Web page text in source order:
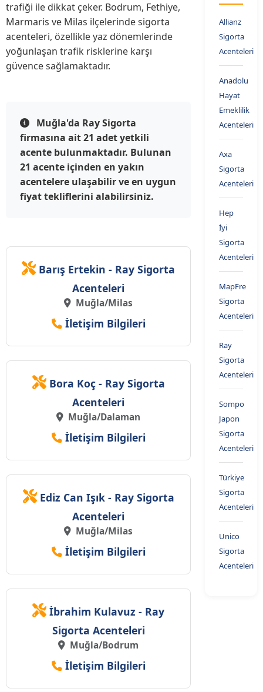
trafiği ile dikkat çeker. Bodrum, Fethiye,
Marmaris ve Milas ilçelerinde sigorta
acenteleri, özellikle yaz dönemlerinde
yoğunlaşan trafik risklerine karşı
güvence sağlamaktadır.
Muğla'da Ray Sigorta
firmasına ait 21 adet yetkili
acente bulunmaktadır. Bulunan
21 acente içinden en yakın
acentelere ulaşabilir ve en uygun
fiyat tekliflerini alabilirsiniz.
Barış Ertekin - Ray Sigorta
Acenteleri
Muğla/Milas
İletişim Bilgileri
Bora Koç - Ray Sigorta
Acenteleri
Muğla/Dalaman
İletişim Bilgileri
Ediz Can Işık - Ray Sigorta
Acenteleri
Muğla/Milas
İletişim Bilgileri
İbrahim Kulavuz - Ray
Sigorta Acenteleri
Muğla/Bodrum
İletişim Bilgileri
Allianz
Sigorta
Acenteleri
Anadolu
Hayat
Emeklilik
Acenteleri
Axa
Sigorta
Acenteleri
Hep
İyi
Sigorta
Acenteleri
MapFre
Sigorta
Acenteleri
Ray
Sigorta
Acenteleri
Sompo
Japon
Sigorta
Acenteleri
Türkiye
Sigorta
Acenteleri
Unico
Sigorta
Acenteleri